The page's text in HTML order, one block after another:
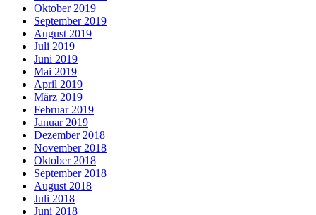
Oktober 2019
September 2019
August 2019
Juli 2019
Juni 2019
Mai 2019
April 2019
März 2019
Februar 2019
Januar 2019
Dezember 2018
November 2018
Oktober 2018
September 2018
August 2018
Juli 2018
Juni 2018